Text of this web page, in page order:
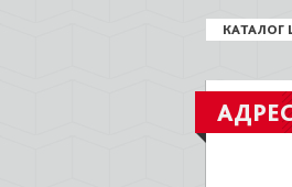
КАТАЛОГ